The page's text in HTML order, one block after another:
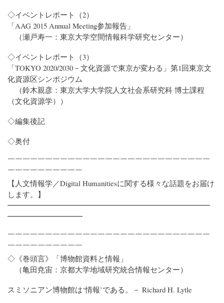
◇イベントレポート（2）
「AAG 2015 Annual Meeting参加報告」
（瀬戸寿一：東京大学空間情報科学研究センター）
◇イベントレポート（3）
「TOKYO 2020/2030－文化資源で東京が変わる」第1回東京文
化資源区シンポジウム
（鈴木親彦：東京大学大学院人文社会系研究科 博士課程
（文化資源学））
◇編集後記
◇奥付
￣￣￣￣￣￣￣￣￣￣￣￣￣￣￣￣￣￣￣￣￣￣￣￣￣￣￣
￣￣￣￣￣￣￣￣￣￣
【人文情報学／Digital Humanitiesに関する様々な話題をお届け
します。】
━━━━━━━━━━━━━━━━━━━━━━━━━━━
━━━━━━━━━━
￣￣￣￣￣￣￣￣￣￣￣￣￣￣￣￣￣￣￣￣￣￣￣￣￣￣￣
￣￣￣￣￣￣￣￣￣￣
◇《巻頭言》「博物館資料と情報」
（亀田尭宙：京都大学地域研究統合情報センター）
スミソニアン博物館は‘情報’である。－ Richard H. Lytle